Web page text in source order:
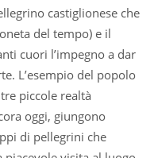
castiglionese che
del tempo) e il
cuori l’impegno a dar
L’esempio del popolo
piccole realtà
oggi, giungono
di pellegrini che